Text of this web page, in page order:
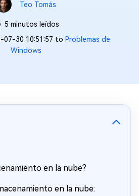
Teo Tomás
5 minutos leídos
07-30 10:51:57 to Problemas de
Windows
en la nube?
en la nube: